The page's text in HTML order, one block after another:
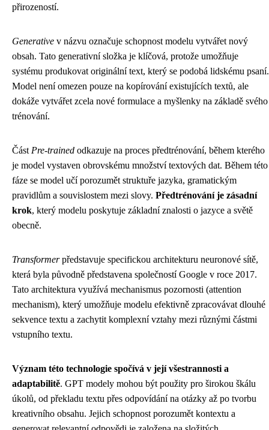
přirozeností.
Generative v názvu označuje schopnost modelu vytvářet nový
obsah. Tato generativní složka je klíčová, protože umožňuje
systému produkovat originální text, který se podobá lidskému psaní.
Model není omezen pouze na kopírování existujících textů, ale
dokáže vytvářet zcela nové formulace a myšlenky na základě svého
trénování.
Část Pre-trained odkazuje na proces předtrénování, během kterého
je model vystaven obrovskému množství textových dat. Během této
fáze se model učí porozumět struktuře jazyka, gramatickým
pravidlům a souvislostem mezi slovy. Předtrénování je zásadní
krok, který modelu poskytuje základní znalosti o jazyce a světě
obecně.
Transformerpředstavuje specifickou architekturu neuronové sítě,
která byla původně představena společností Google v roce 2017.
Tato architektura využívá mechanismus pozornosti (attention
mechanism), který umožňuje modelu efektivně zpracovávat dlouhé
sekvence textu a zachytit komplexní vztahy mezi různými částmi
vstupního textu.
Význam této technologie spočívá v její všestrannosti a
adaptabilitě. GPT modely mohou být použity pro širokou škálu
úkolů, od překladu textu přes odpovídání na otázky až po tvorbu
kreativního obsahu. Jejich schopnost porozumět kontextu a